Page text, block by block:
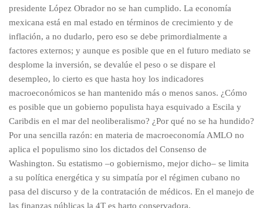
presidente López Obrador no se han cumplido. La economía
mexicana está en mal estado en términos de crecimiento y de
inflación, a no dudarlo, pero eso se debe primordialmente a
factores externos; y aunque es posible que en el futuro mediato se
desplome la inversión, se devalúe el peso o se dispare el
desempleo, lo cierto es que hasta hoy los indicadores
macroeconómicos se han mantenido más o menos sanos. ¿Cómo
es posible que un gobierno populista haya esquivado a Escila y
Caribdis en el mar del neoliberalismo? ¿Por qué no se ha hundido?
Por una sencilla razón: en materia de macroeconomía AMLO no
aplica el populismo sino los dictados del Consenso de
Washington. Su estatismo –o gobiernismo, mejor dicho– se limita
a su política energética y su simpatía por el régimen cubano no
pasa del discurso y de la contratación de médicos. En el manejo de
las finanzas públicas la 4T es harto conservadora.